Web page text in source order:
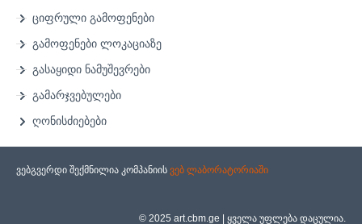
ციფრული გამოფენები
გამოფენები ლოკაციაზე
გასაყიდი ნამუშევრები
გამარჯვებულები
ღონისძიებები
ვებგვერდი შექმნილია კომპანიის ვებ ლაბორატორიაში
© 2025 art.cbm.ge | ყველა უფლება დაცულია.